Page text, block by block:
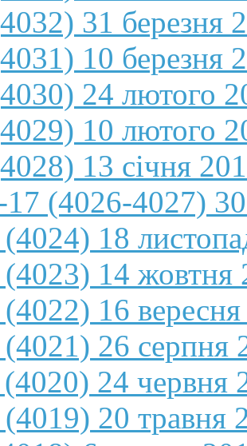
31 березня
10 березня
24 лютого
10 лютого
13 січня
(4026-4027) 30
18
14 жовтня
16
26 серпня
24 червня
20 травня